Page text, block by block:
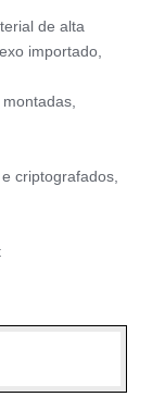
de alta
importado,
criptografados,